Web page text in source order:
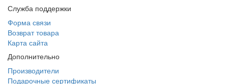
Служба поддержки
Форма связи
Возврат товара
Карта сайта
Дополнительно
Производители
Подарочные сертификаты